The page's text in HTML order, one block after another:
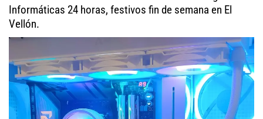
Informáticas 24 horas, festivos fin de semana en El
Vellón.